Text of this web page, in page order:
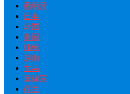
葡萄牙
日本
韩国
泰国
缅甸
越南
大马
菲律宾
荷兰